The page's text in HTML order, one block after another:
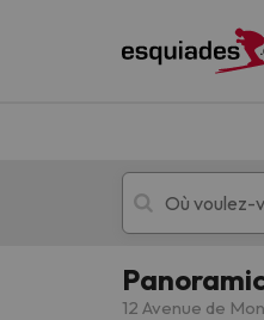
Séjours
12 Avenue de